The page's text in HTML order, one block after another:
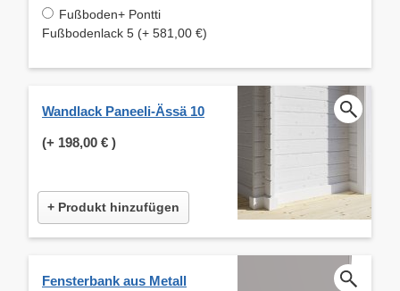
Fußboden+ Pontti
Fußbodenlack 5 (+ 581,00 €)
Wandlack Paneeli-Ässä 10
(+ 198,00 € )
+ Produkt hinzufügen
Fensterbank aus Metall